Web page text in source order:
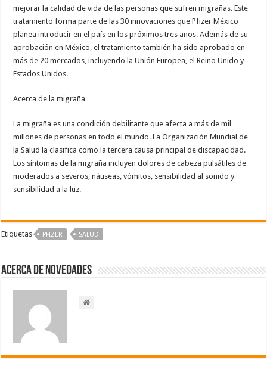
mejorar la calidad de vida de las personas que sufren migrañas. Este
tratamiento forma parte de las 30 innovaciones que Pfizer México
planea introducir en el país en los próximos tres años. Además de su
aprobación en México, el tratamiento también ha sido aprobado en
más de 20 mercados, incluyendo la Unión Europea, el Reino Unido y
Estados Unidos.
Acerca de la migraña
La migraña es una condición debilitante que afecta a más de mil
millones de personas en todo el mundo. La Organización Mundial de
la Salud la clasifica como la tercera causa principal de discapacidad.
Los síntomas de la migraña incluyen dolores de cabeza pulsátiles de
moderados a severos, náuseas, vómitos, sensibilidad al sonido y
sensibilidad a la luz.
Etiquetas PFIZER SALUD
Acerca de NOVEDADES